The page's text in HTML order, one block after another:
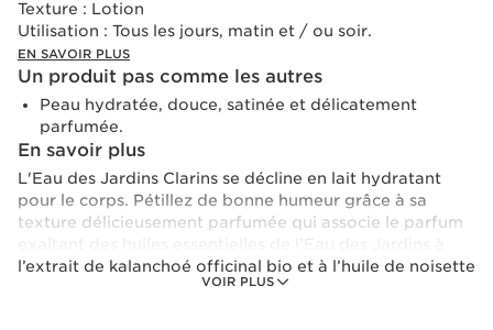
VOIR PLUS
Texture : Lotion
Utilisation : Tous les jours, matin et / ou soir.
EN SAVOIR PLUS
Un produit pas comme les autres
Peau hydratée, douce, satinée et délicatement
parfumée.
En savoir plus
L'Eau des Jardins Clarins se décline en lait hydratant
pour le corps. Pétillez de bonne humeur grâce à sa
texture délicieusement parfumée qui associe le parfum
exaltant des huiles essentielles de l’Eau des Jardins à
l’extrait de kalanchoé officinal bio et à l’huile de noisette
pour hydrater, nourrir intensément et satiner la peau. La